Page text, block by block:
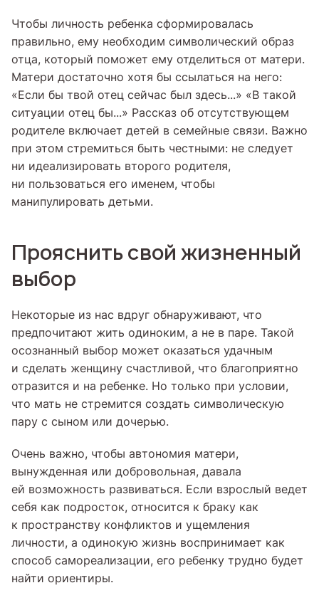
Чтобы личность ребенка сформировалась
правильно, ему необходим символический образ
отца, который поможет ему отделиться от матери.
Матери достаточно хотя бы ссылаться на него:
«Если бы твой отец сейчас был здесь...» «В такой
ситуации отец бы...» Рассказ об отсутствующем
родителе включает детей в семейные связи. Важно
при этом стремиться быть честными: не следует
ни идеализировать второго родителя,
ни пользоваться его именем, чтобы
манипулировать детьми.
Прояснить свой жизненный
выбор
Некоторые из нас вдруг обнаруживают, что
предпочитают жить одиноким, а не в паре. Такой
осознанный выбор может оказаться удачным
и сделать женщину счастливой, что благоприятно
отразится и на ребенке. Но только при условии,
что мать не стремится создать символическую
пару с сыном или дочерью.
Очень важно, чтобы автономия матери,
вынужденная или добровольная, давала
ей возможность развиваться. Если взрослый ведет
себя как подросток, относится к браку как
к пространству конфликтов и ущемления
личности, а одинокую жизнь воспринимает как
способ самореализации, его ребенку трудно будет
найти ориентиры.